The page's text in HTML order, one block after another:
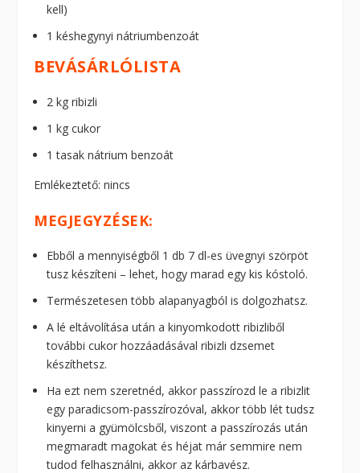
kell)
1 késhegynyi nátriumbenzoát
BEVÁSÁRLÓLISTA
2 kg ribizli
1 kg cukor
1 tasak nátrium benzoát
Emlékeztető: nincs
MEGJEGYZÉSEK:
Ebből a mennyiségből 1 db 7 dl-es üvegnyi szörpöt
tusz készíteni – lehet, hogy marad egy kis kóstoló.
Természetesen több alapanyagból is dolgozhatsz.
A lé eltávolítása után a kinyomkodott ribizliből
további cukor hozzáadásával ribizli dzsemet
készíthetsz.
Ha ezt nem szeretnéd, akkor passzírozd le a ribizlit
egy paradicsom-passzírozóval, akkor több lét tudsz
kinyerni a gyümölcsből, viszont a passzírozás után
megmaradt magokat és héjat már semmire nem
tudod felhasználni, akkor az kárbavész.